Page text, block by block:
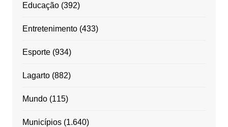
Educação(392)
Entretenimento(433)
Esporte(934)
Lagarto(882)
Mundo(115)
Municípios(1.640)